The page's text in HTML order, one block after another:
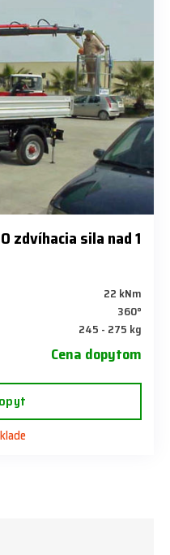
sila nad 1
22 kNm
360°
245 - 275 kg
Cena dopytom